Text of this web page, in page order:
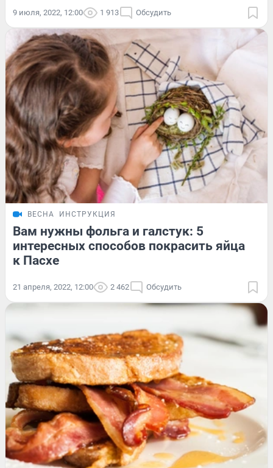
9 июля, 2022, 12:00 1 913 Обсудить
ВЕСНА ИНСТРУКЦИЯ
Вам нужны фольга и галстук: 5
интересных способов покрасить яйца
к Пасхе
21 апреля, 2022, 12:00 2 462 Обсудить